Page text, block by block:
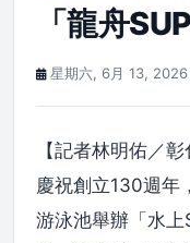
「龍舟
星期六, 6月 13, 2026
【記者林明佑／
慶祝創立130週年
游泳池舉辦「水